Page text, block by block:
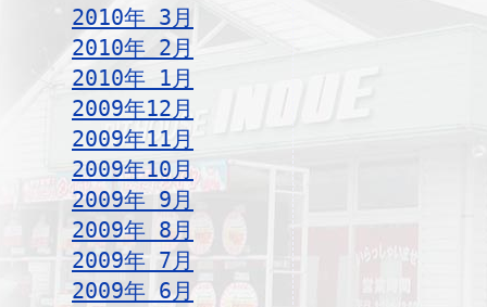
2010年 3月
2010年 2月
2010年 1月
2009年12月
2009年11月
2009年10月
2009年 9月
2009年 8月
2009年 7月
2009年 6月